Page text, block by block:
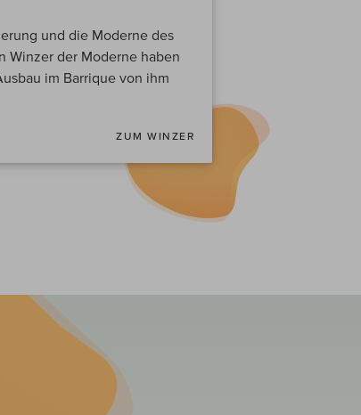
und die Moderne des
Winzer der Moderne haben
im Barrique von ihm
ZUM WINZER